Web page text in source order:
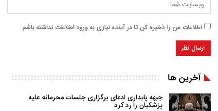
اطلاعات من را ذخیره کن تا در آینده نیازی به ورود اطلاعات نداشته باشم
آخرین ها
جبهه پایداری ادعای برگزاری جلسات محرمانه علیه
پزشکیان را رد کرد